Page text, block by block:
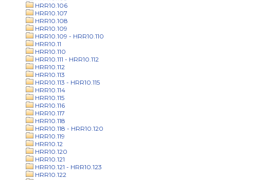
HRR10.106
HRR10.107
HRR10.108
HRR10.109
HRR10.109 - HRR10.110
HRR10.11
HRR10.110
HRR10.111 - HRR10.112
HRR10.112
HRR10.113
HRR10.113 - HRR10.115
HRR10.114
HRR10.115
HRR10.116
HRR10.117
HRR10.118
HRR10.118 - HRR10.120
HRR10.119
HRR10.12
HRR10.120
HRR10.121
HRR10.121 - HRR10.123
HRR10.122